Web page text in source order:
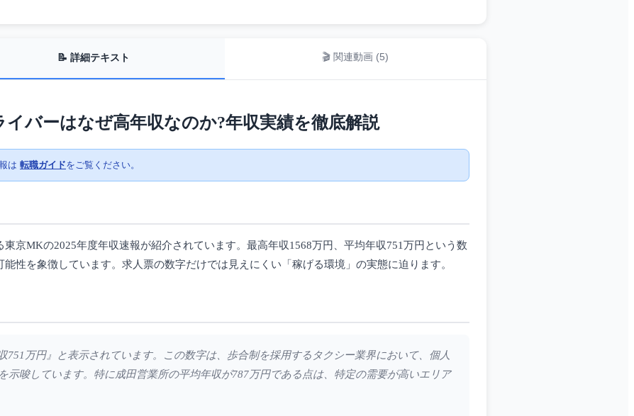
📝 詳細テキスト 🎬 関連動画 (5)
バーはなぜ高年収なのか?年収実績を徹底解説
は 転職ガイドをご覧ください。
京MKの2025年度年収速報が紹介されています。最高年収1568万円、平均年収751万円という数
性を象徴しています。求人票の数字だけでは見えにくい「稼げる環境」の実態に迫ります。
751万円』と表示されています。この数字は、歩合制を採用するタクシー業界において、個人
示唆しています。特に成田営業所の平均年収が787万円である点は、特定の需要が高いエリア